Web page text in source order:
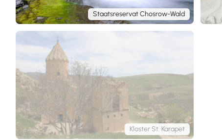
Staatsreservat Chosrow-Wald
Kloster St. Karapet